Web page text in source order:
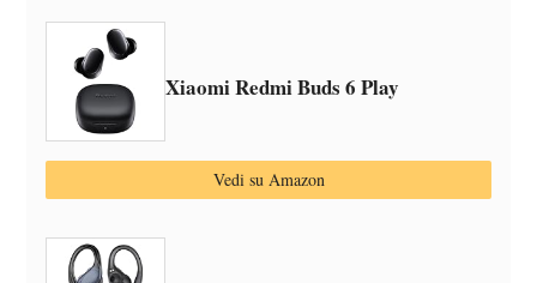
Xiaomi Redmi Buds 6 Play
Vedi su Amazon